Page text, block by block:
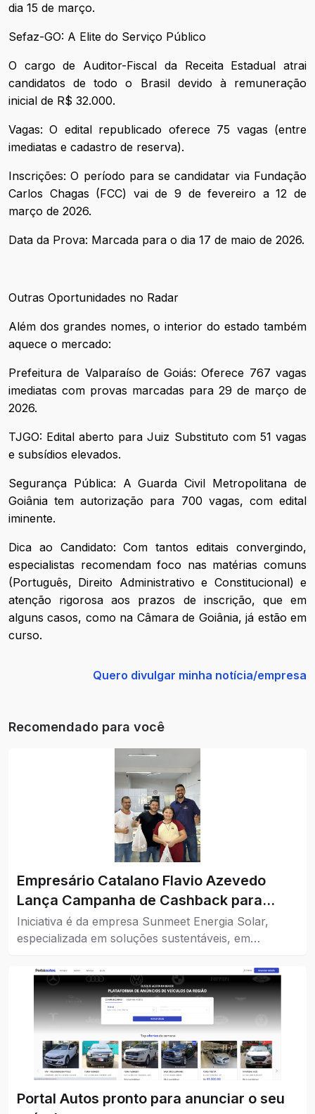
dia 15 de março.
Sefaz-GO: A Elite do Serviço Público
O cargo de Auditor-Fiscal da Receita Estadual atrai
candidatos de todo o Brasil devido à remuneração
inicial de R$ 32.000.
Vagas: O edital republicado oferece 75 vagas (entre
imediatas e cadastro de reserva).
Inscrições: O período para se candidatar via Fundação
Carlos Chagas (FCC) vai de 9 de fevereiro a 12 de
março de 2026.
Data da Prova: Marcada para o dia 17 de maio de 2026.
Outras Oportunidades no Radar
Além dos grandes nomes, o interior do estado também
aquece o mercado:
Prefeitura de Valparaíso de Goiás: Oferece 767 vagas
imediatas com provas marcadas para 29 de março de
2026.
TJGO: Edital aberto para Juiz Substituto com 51 vagas
e subsídios elevados.
Segurança Pública: A Guarda Civil Metropolitana de
Goiânia tem autorização para 700 vagas, com edital
iminente.
Dica ao Candidato: Com tantos editais convergindo,
especialistas recomendam foco nas matérias comuns
(Português, Direito Administrativo e Constitucional) e
atenção rigorosa aos prazos de inscrição, que em
alguns casos, como na Câmara de Goiânia, já estão em
curso.
Quero divulgar minha notícia/empresa
Recomendado para você
Empresário Catalano Flavio Azevedo
Lança Campanha de Cashback para
Impulsionar o Comércio da Cidade
Iniciativa é da empresa Sunmeet Energia Solar,
especializada em soluções sustentáveis, em
Portal Autos pronto para anunciar o seu